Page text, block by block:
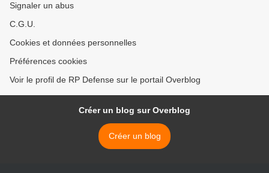
Signaler un abus
C.G.U.
Cookies et données personnelles
Préférences cookies
Voir le profil de RP Defense sur le portail Overblog
Créer un blog sur Overblog
Créer un blog